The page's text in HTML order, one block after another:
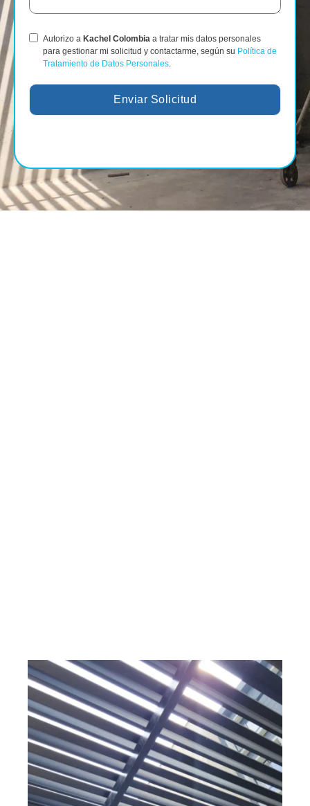
Autorizo a Kachel Colombia a tratar mis datos personales
para gestionar mi solicitud y contactarme, según su Política de
Tratamiento de Datos Personales
Enviar Solicitud